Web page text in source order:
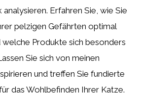
Erfahren Sie, wie Sie
pelzigen Gefährten optimal
Produkte sich besonders
Sie sich von meinen
und treffen Sie fundierte
das Wohlbefinden Ihrer Katze.